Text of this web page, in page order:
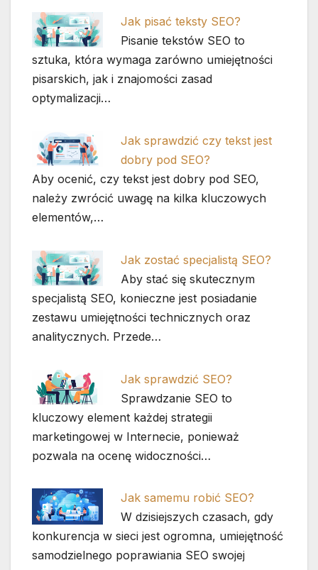
Jak pisać teksty SEO?
Pisanie tekstów SEO to
sztuka, która wymaga zarówno umiejętności
pisarskich, jak i znajomości zasad
optymalizacji…
Jak sprawdzić czy tekst jest
dobry pod SEO?
Aby ocenić, czy tekst jest dobry pod SEO,
należy zwrócić uwagę na kilka kluczowych
elementów,…
Jak zostać specjalistą SEO?
Aby stać się skutecznym
specjalistą SEO, konieczne jest posiadanie
zestawu umiejętności technicznych oraz
analitycznych. Przede…
Jak sprawdzić SEO?
Sprawdzanie SEO to
kluczowy element każdej strategii
marketingowej w Internecie, ponieważ
pozwala na ocenę widoczności…
Jak samemu robić SEO?
W dzisiejszych czasach, gdy
konkurencja w sieci jest ogromna, umiejętność
samodzielnego poprawiania SEO swojej